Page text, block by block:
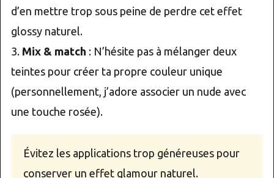
d’en mettre trop sous peine de perdre cet effet
glossy naturel.
3. Mix & match : N’hésite pas à mélanger deux
teintes pour créer ta propre couleur unique
(personnellement, j’adore associer un nude avec
une touche rosée).
Évitez les applications trop généreuses pour
conserver un effet glamour naturel.